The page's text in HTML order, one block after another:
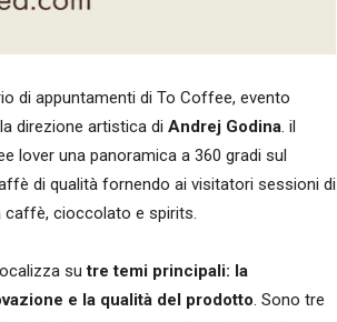
di appuntamenti di To Coffee, evento
direzione artistica di Andrej Godina. il
lover una panoramica a 360 gradi sul
di qualità fornendo ai visitatori sessioni di
caffè, cioccolato e spirits.
sutretemi principali: la
e la qualità del prodotto. Sono tre